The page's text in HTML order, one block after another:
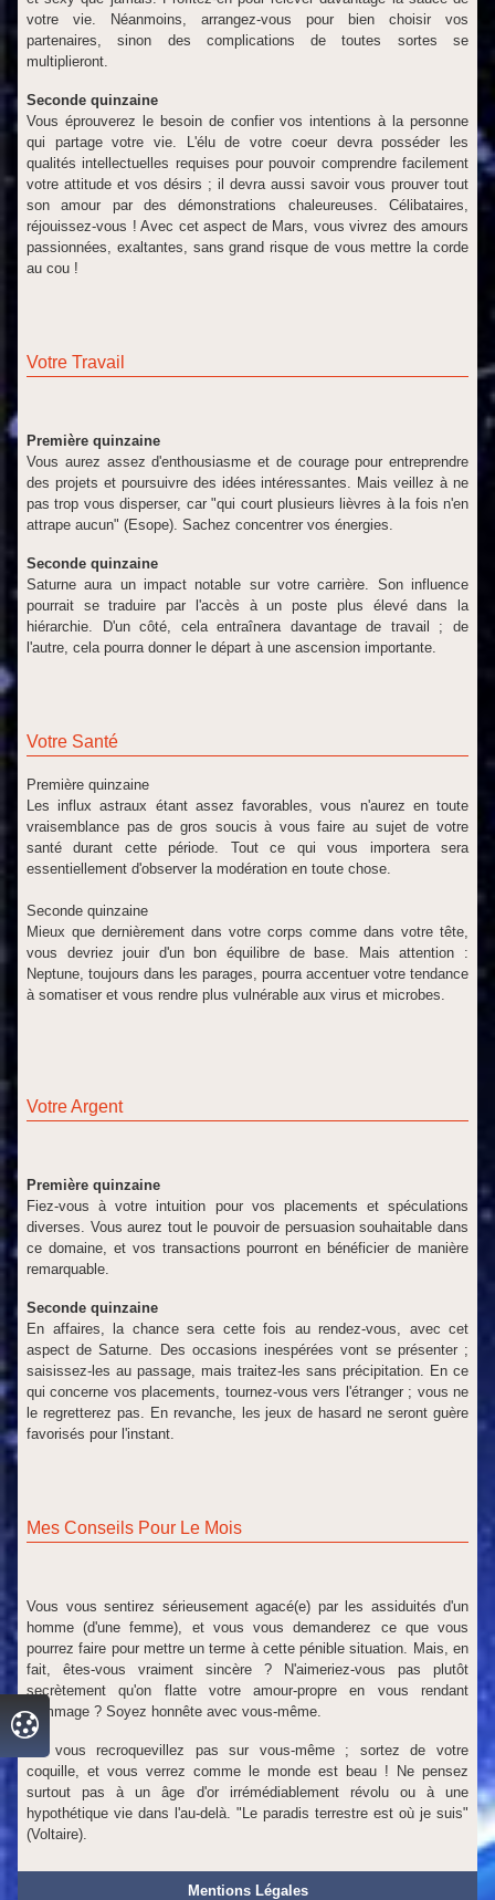
votre vie. Néanmoins, arrangez-vous pour bien choisir vos
partenaires, sinon des complications de toutes sortes se
multiplieront.
Seconde quinzaine
Vous éprouverez le besoin de confier vos intentions à la personne
qui partage votre vie. L'élu de votre coeur devra posséder les
qualités intellectuelles requises pour pouvoir comprendre facilement
votre attitude et vos désirs ; il devra aussi savoir vous prouver tout
son amour par des démonstrations chaleureuses. Célibataires,
réjouissez-vous ! Avec cet aspect de Mars, vous vivrez des amours
passionnées, exaltantes, sans grand risque de vous mettre la corde
au cou !
Votre Travail
Première quinzaine
Vous aurez assez d'enthousiasme et de courage pour entreprendre
des projets et poursuivre des idées intéressantes. Mais veillez à ne
pas trop vous disperser, car "qui court plusieurs lièvres à la fois n'en
attrape aucun" (Esope). Sachez concentrer vos énergies.
Seconde quinzaine
Saturne aura un impact notable sur votre carrière. Son influence
pourrait se traduire par l'accès à un poste plus élevé dans la
hiérarchie. D'un côté, cela entraînera davantage de travail ; de
l'autre, cela pourra donner le départ à une ascension importante.
Votre Santé
Première quinzaine
Les influx astraux étant assez favorables, vous n'aurez en toute
vraisemblance pas de gros soucis à vous faire au sujet de votre
santé durant cette période. Tout ce qui vous importera sera
essentiellement d'observer la modération en toute chose.
Seconde quinzaine
Mieux que dernièrement dans votre corps comme dans votre tête,
vous devriez jouir d'un bon équilibre de base. Mais attention :
Neptune, toujours dans les parages, pourra accentuer votre tendance
à somatiser et vous rendre plus vulnérable aux virus et microbes.
Votre Argent
Première quinzaine
Fiez-vous à votre intuition pour vos placements et spéculations
diverses. Vous aurez tout le pouvoir de persuasion souhaitable dans
ce domaine, et vos transactions pourront en bénéficier de manière
remarquable.
Seconde quinzaine
En affaires, la chance sera cette fois au rendez-vous, avec cet
aspect de Saturne. Des occasions inespérées vont se présenter ;
saisissez-les au passage, mais traitez-les sans précipitation. En ce
qui concerne vos placements, tournez-vous vers l'étranger ; vous ne
le regretterez pas. En revanche, les jeux de hasard ne seront guère
favorisés pour l'instant.
Mes Conseils Pour Le Mois
Vous vous sentirez sérieusement agacé(e) par les assiduités d'un
homme (d'une femme), et vous vous demanderez ce que vous
pourrez faire pour mettre un terme à cette pénible situation. Mais, en
fait, êtes-vous vraiment sincère ? N'aimeriez-vous pas plutôt
secrètement qu'on flatte votre amour-propre en vous rendant
hommage ? Soyez honnête avec vous-même.
Ne vous recroquevillez pas sur vous-même ; sortez de votre
coquille, et vous verrez comme le monde est beau ! Ne pensez
surtout pas à un âge d'or irrémédiablement révolu ou à une
hypothétique vie dans l'au-delà. "Le paradis terrestre est où je suis"
(Voltaire).
Mentions Légales